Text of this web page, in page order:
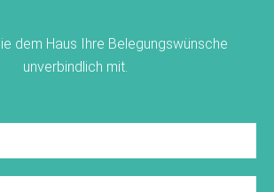
dem Haus Ihre Belegungswünsche
unverbindlich mit.